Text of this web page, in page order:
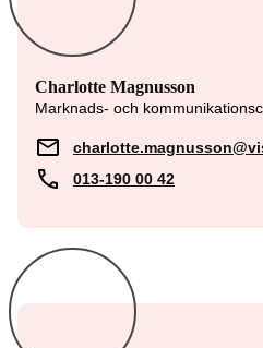
Charlotte Magnusson
Marknads- och
013-190 00 42